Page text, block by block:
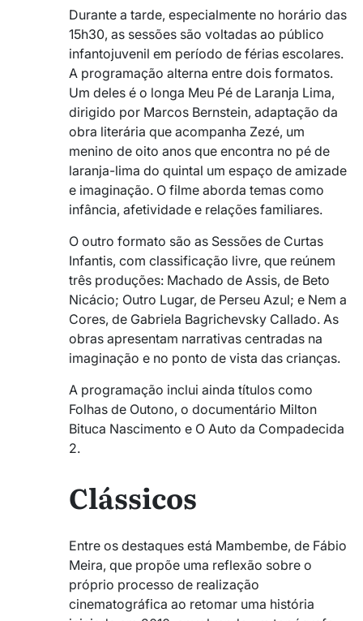
Durante a tarde, especialmente no horário das
15h30, as sessões são voltadas ao público
infantojuvenil em período de férias escolares.
A programação alterna entre dois formatos.
Um deles é o longa Meu Pé de Laranja Lima,
dirigido por Marcos Bernstein, adaptação da
obra literária que acompanha Zezé, um
menino de oito anos que encontra no pé de
laranja-lima do quintal um espaço de amizade
e imaginação. O filme aborda temas como
infância, afetividade e relações familiares.
O outro formato são as Sessões de Curtas
Infantis, com classificação livre, que reúnem
três produções: Machado de Assis, de Beto
Nicácio; Outro Lugar, de Perseu Azul; e Nem a
Cores, de Gabriela Bagrichevsky Callado. As
obras apresentam narrativas centradas na
imaginação e no ponto de vista das crianças.
A programação inclui ainda títulos como
Folhas de Outono, o documentário Milton
Bituca Nascimento e O Auto da Compadecida
2.
Clássicos
Entre os destaques está Mambembe, de Fábio
Meira, que propõe uma reflexão sobre o
próprio processo de realização
cinematográfica ao retomar uma história